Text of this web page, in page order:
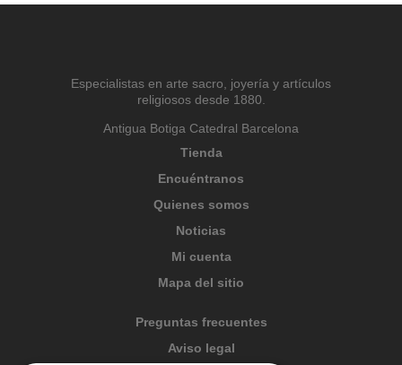
Especialistas en arte sacro, joyería y artículos
religiosos desde 1880.
Antigua Botiga Catedral Barcelona
Tienda
Encuéntranos
Quienes somos
Noticias
Mi cuenta
Mapa del sitio
Preguntas frecuentes
Aviso legal